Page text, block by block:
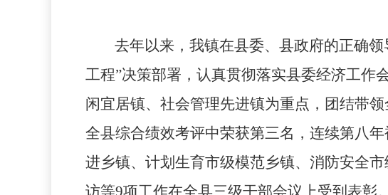
去年以来，我镇在县委、县政府的正确
工程”决策部署，认真贯彻落实县委经济工作
闲宜居镇、社会管理先进镇为重点， 团结带
全县综合绩效考评中荣获第三名，连续第八
进乡镇、计划生育市级模范乡镇、消防安全
访等9项工作在全县三级干部会议上受到表彰。